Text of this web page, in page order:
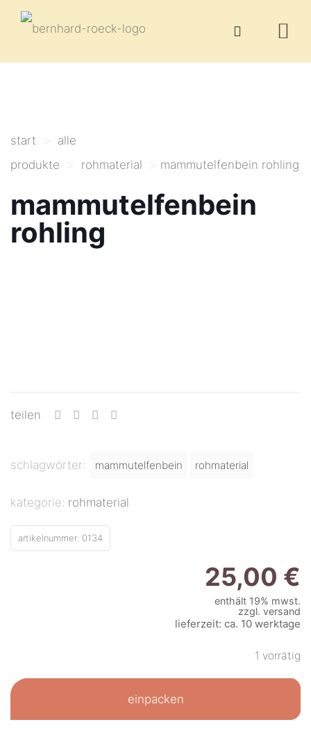
start >
alle
produkte
> rohmaterial > mammutelfenbein rohling
mammutelfenbein
rohling
teilen
schlagwörter: mammutelfenbein rohmaterial
kategorie: rohmaterial
artikelnummer: 0134
25,00 €
enthält 19% mwst.
zzgl. versand
lieferzeit: ca. 10 werktage
1 vorrätig
einpacken